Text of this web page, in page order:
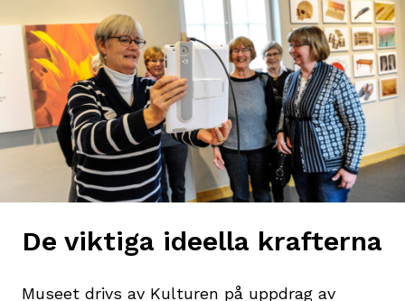
De viktiga ideella krafterna
Museet drivs av Kulturen på uppdrag av